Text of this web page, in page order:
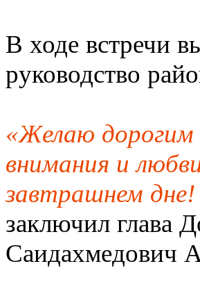
В ходе встречи
руководство
«Желаю дорогим
внимания и
завтрашнем
заключил глава
Саидахмедович